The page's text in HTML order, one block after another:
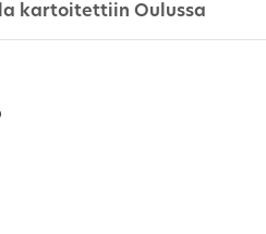
kartoitettiin Oulussa